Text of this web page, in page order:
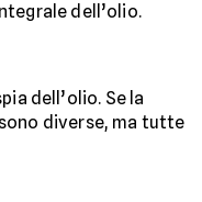
dell’olio.
dell’olio. Se la
diverse, ma tutte